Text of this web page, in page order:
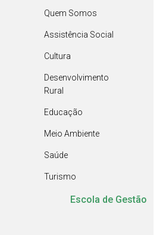
Quem Somos
Assistência Social
Cultura
Desenvolvimento
Rural
Educação
Meio Ambiente
Saúde
Turismo
Escola de Gestão